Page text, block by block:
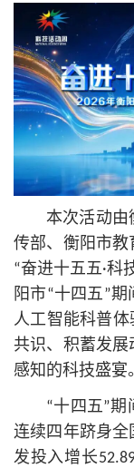
本次活动由
传部、衡阳市教
“奋进十五五·科
阳市“十四五”
人工智能科普
共识、积蓄发
感知的科技盛宴
“十四五”期
连续四年跻身
发投入增长